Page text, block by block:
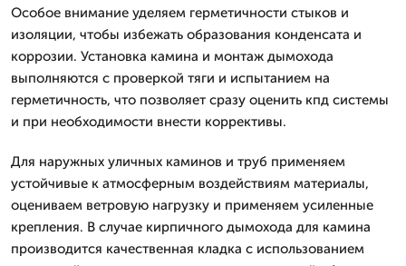
Особое внимание уделяем герметичности стыков и
изоляции, чтобы избежать образования конденсата и
коррозии. Установка камина и монтаж дымохода
выполняются с проверкой тяги и испытанием на
герметичность, что позволяет сразу оценить кпд системы
и при необходимости внести коррективы.
Для наружных уличных каминов и труб применяем
устойчивые к атмосферным воздействиям материалы,
оцениваем ветровую нагрузку и применяем усиленные
крепления. В случае кирпичного дымохода для камина
производится качественная кладка с использованием